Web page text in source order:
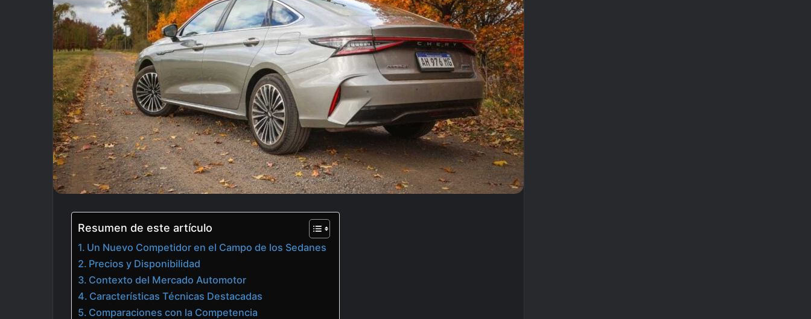
Resumen de este artículo
Un Nuevo Competidor en el Campo de los Sedanes
Precios y Disponibilidad
Contexto del Mercado Automotor
Características Técnicas Destacadas
Comparaciones con la Competencia